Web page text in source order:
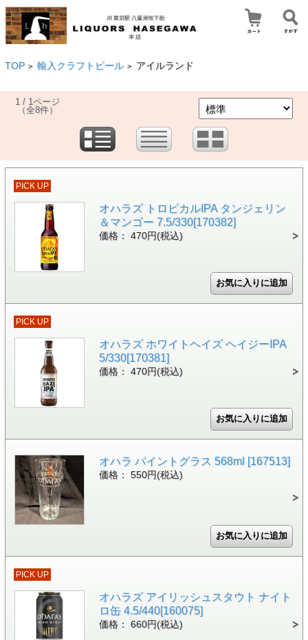
TOP > 輸入クラフトビール > アイルランド
1 / 1ページ
（全8件）
PICK UP
オハラズ トロピカルIPA タンジェリン
＆マンゴー 7.5/330[170382]
価格： 470円(税込)
PICK UP
オハラズ ホワイトヘイズ ヘイジーIPA
5/330[170381]
価格： 470円(税込)
オハラ パイントグラス 568ml [167513]
価格： 550円(税込)
PICK UP
オハラズ アイリッシュスタウト ナイト
ロ缶 4.5/440[160075]
価格： 660円(税込)